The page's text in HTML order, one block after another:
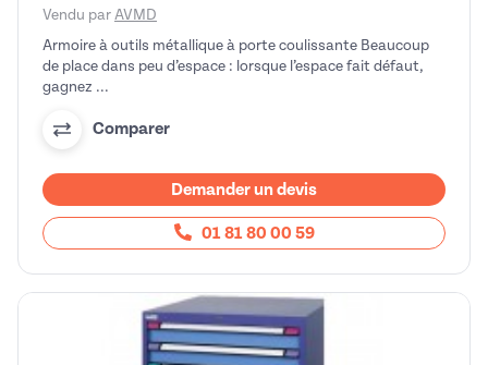
Vendu par AVMD
Armoire à outils métallique à porte coulissante Beaucoup
de place dans peu d’espace : lorsque l’espace fait défaut,
gagnez ...
Comparer
Demander un devis
01 81 80 00 59